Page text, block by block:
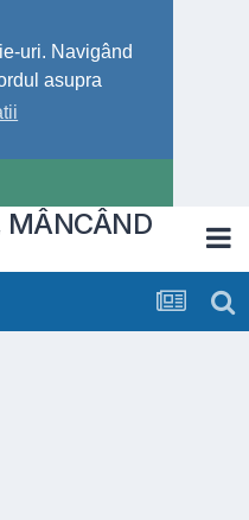
uri. Navigând
asupra
MÂNCÂND